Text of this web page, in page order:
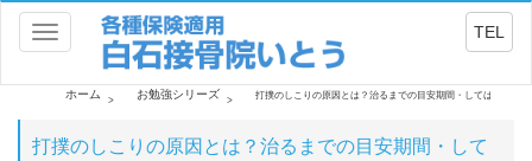
Toggle
navigation
TEL
ホーム お勉強シリーズ 打撲のしこりの原因とは？治るまでの目安期間・してはいけな
打撲のしこりの原因とは？治るまでの目安期間・して